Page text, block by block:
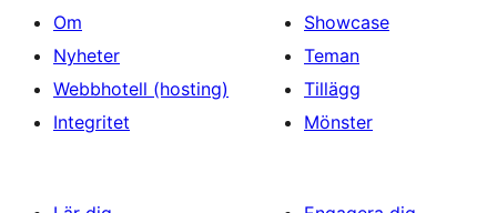
Om
Nyheter
Webbhotell (hosting)
Integritet
Showcase
Teman
Tillägg
Mönster